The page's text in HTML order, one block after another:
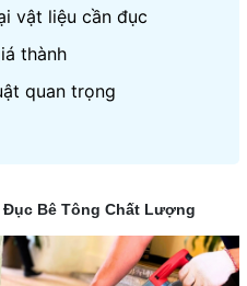
vật liệu cần đục
thành
quan trọng
Đục Bê Tông Chất Lượng